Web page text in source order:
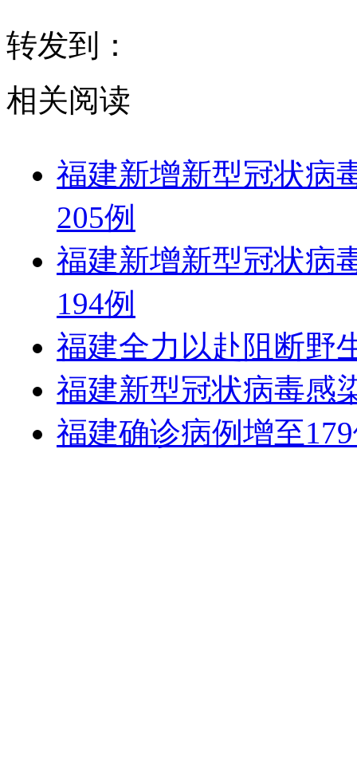
转发到：
相关阅读
福建新增新型冠状病
205例
福建新增新型冠状病
194例
福建全力以赴阻断野
福建新型冠状病毒感
福建确诊病例增至